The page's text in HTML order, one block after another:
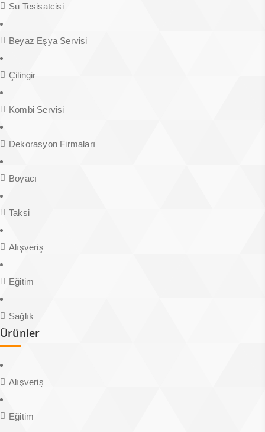
Su Tesisatcisi
Beyaz Eşya Servisi
Çilingir
Kombi Servisi
Dekorasyon Firmaları
Boyacı
Taksi
Alışveriş
Eğitim
Sağlık
Ürünler
Alışveriş
Eğitim